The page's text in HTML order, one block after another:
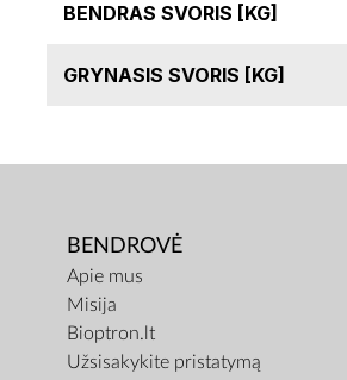
BENDRAS SVORIS [KG]
GRYNASIS SVORIS [KG]
BENDROVĖ
Apie mus
Misija
Bioptron.lt
Užsisakykite pristatymą